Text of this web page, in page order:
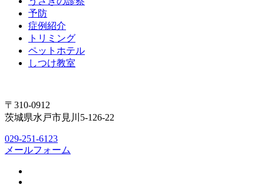
予防
症例紹介
トリミング
ペットホテル
しつけ教室
〒310-0912
茨城県水戸市見川5-126-22
029-251-6123
メールフォーム